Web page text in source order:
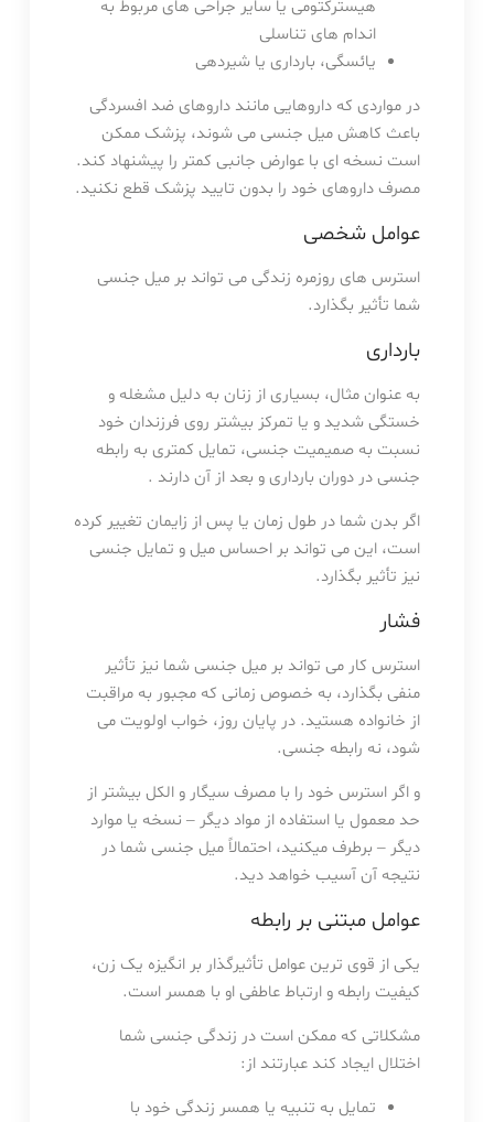
هیسترکتومی یا سایر جراحی های مربوط به
اندام های تناسلی
یائسگی، بارداری یا شیردهی
در مواردی که داروهایی مانند داروهای ضد افسردگی
باعث کاهش میل جنسی می شوند، پزشک ممکن
است نسخه ای با عوارض جانبی کمتر را پیشنهاد کند.
مصرف داروهای خود را بدون تایید پزشک قطع نکنید.
عوامل شخصی
استرس های روزمره زندگی می تواند بر میل جنسی
شما تأثیر بگذارد.
بارداری
به عنوان مثال، بسیاری از زنان به دلیل مشغله و
خستگی شدید و یا تمرکز بیشتر روی فرزندان خود
نسبت به صمیمیت جنسی، تمایل کمتری به رابطه
جنسی در دوران بارداری و بعد از آن دارند .
اگر بدن شما در طول زمان یا پس از زایمان تغییر کرده
است، این می تواند بر احساس میل و تمایل جنسی
نیز تأثیر بگذارد.
فشار
استرس کار می تواند بر میل جنسی شما نیز تأثیر
منفی بگذارد، به خصوص زمانی که مجبور به مراقبت
از خانواده هستید. در پایان روز، خواب اولویت می
شود، نه رابطه جنسی.
و اگر استرس خود را با مصرف سیگار و الکل بیشتر از
حد معمول یا استفاده از مواد دیگر – نسخه یا موارد
دیگر – برطرف میکنید، احتمالاً میل جنسی شما در
نتیجه آن آسیب خواهد دید.
عوامل مبتنی بر رابطه
یکی از قوی ترین عوامل تأثیرگذار بر انگیزه یک زن،
کیفیت رابطه و ارتباط عاطفی او با همسر است.
مشکلاتی که ممکن است در زندگی جنسی شما
اختلال ایجاد کند عبارتند از:
تمایل به تنبیه یا همسر زندگی خود با